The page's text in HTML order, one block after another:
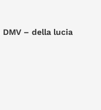
DMV – della lucia